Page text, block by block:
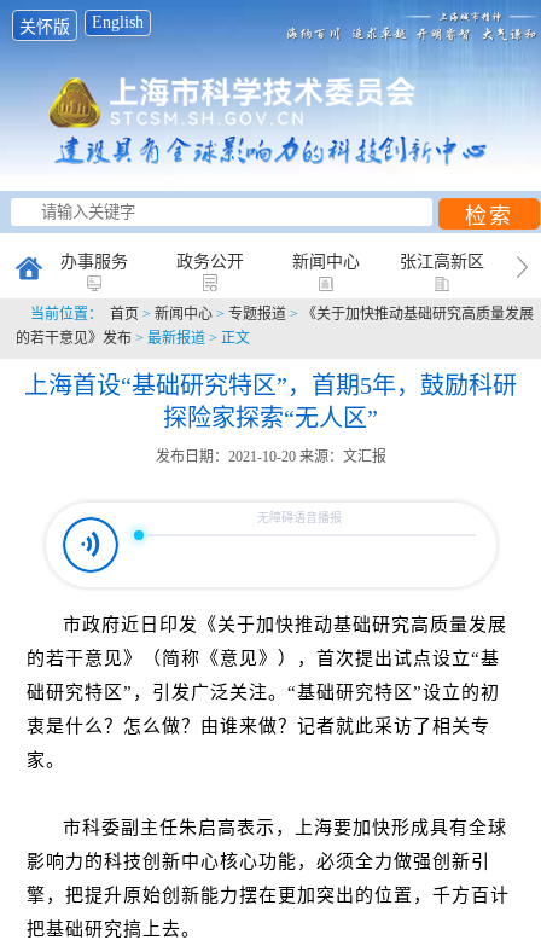
关怀版 English
办事服务 政务公开 新闻中心 张江高新区
创新研究 科普天地 互动平台
当前位置： 首页 > 新闻中心 > 专题报道 >
《关于加快推动基础研究高质量发展
的若干意见》发布 > 最新报道 > 正文
上海首设“基础研究特区”，首期5年，鼓励科研
探险家探索“无人区”
发布日期：2021-10-20 来源：文汇报
市政府近日印发《关于加快推动基础研究高质量发展
的若干意见》（简称《意见》），首次提出试点设立“基
础研究特区”，引发广泛关注。“基础研究特区”设立的初
衷是什么？怎么做？由谁来做？记者就此采访了相关专
家。
市科委副主任朱启高表示，上海要加快形成具有全球
影响力的科技创新中心核心功能，必须全力做强创新引
擎，把提升原始创新能力摆在更加突出的位置，千方百计
把基础研究搞上去。